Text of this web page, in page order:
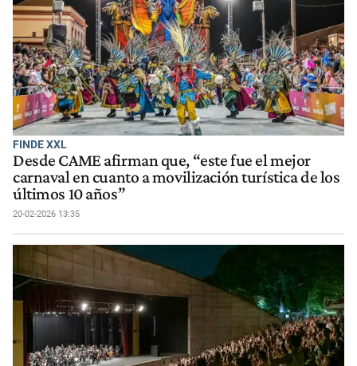
FINDE XXL
Desde CAME afirman que, “este fue el mejor
carnaval en cuanto a movilización turística de los
últimos 10 años”
20-02-2026 13:35